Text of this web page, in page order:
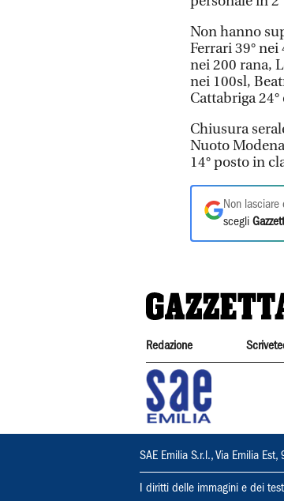
Non hanno
Ferrari 39°
nei 200 rana,
nei 100sl,
Cattabriga
Chiusura
Nuoto
14° posto in
Non
scegli
Redazione
SAE Emilia S.r.l., Via Emilia
I diritti delle immagini e dei